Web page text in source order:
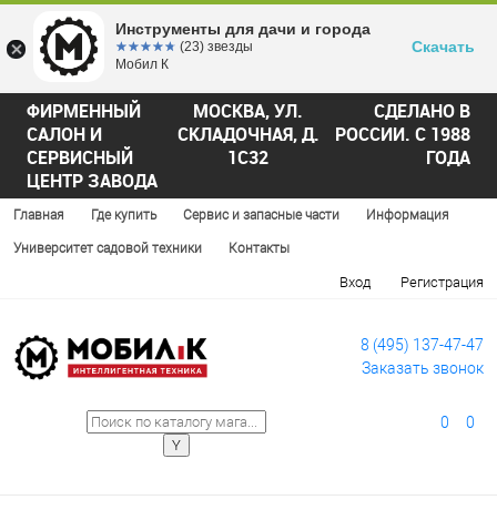
ФИРМЕННЫЙ
САЛОН И
СЕРВИСНЫЙ
ЦЕНТР ЗАВОДА
МОСКВА, УЛ.
СКЛАДОЧНАЯ, Д.
1С32
СДЕЛАНО В
РОССИИ. С 1988
ГОДА
Главная Где купить Сервис и запасные части Информация
Университет садовой техники Контакты
Вход Регистрация
8 (495) 137-47-47
Заказать звонок
0 0
Инструменты для дачи и города
☆☆☆☆☆
★★★★★ (23) звезды
Мобил К
Скачать